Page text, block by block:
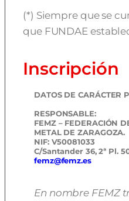
(*) Siempre que se
que FUNDAE
Inscripción
DATOS DE CARÁCTER
RESPONSABLE:
FEMZ – FEDERACIÓN
METAL DE ZARAGOZA.
NIF: V50081033
C/Santander 36, 2ª Pl.
femz@femz.es
En nombre FEMZ